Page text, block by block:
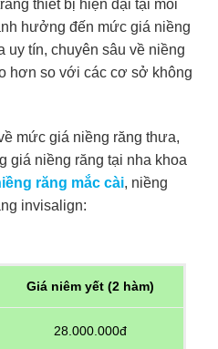
thiết bị hiện đại tại mỗi
hưởng đến mức giá niềng
uy tín, chuyên sâu về niềng
hơn so với các cơ sở không
mức giá niềng răng thưa,
giá niềng răng tại nha khoa
răng mắc cài, niềng
invisalign:
Giá niêm yết (2 hàm)
28.000.000đ